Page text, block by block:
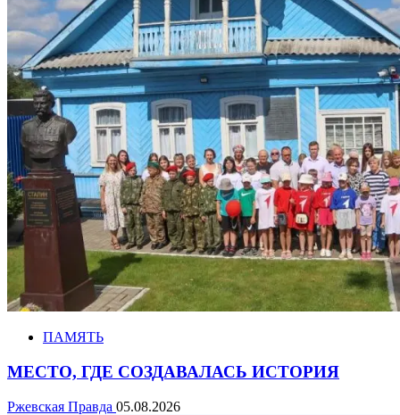
ПАМЯТЬ
МЕСТО, ГДЕ СОЗДАВАЛАСЬ ИСТОРИЯ
Ржевская Правда 05.08.2026